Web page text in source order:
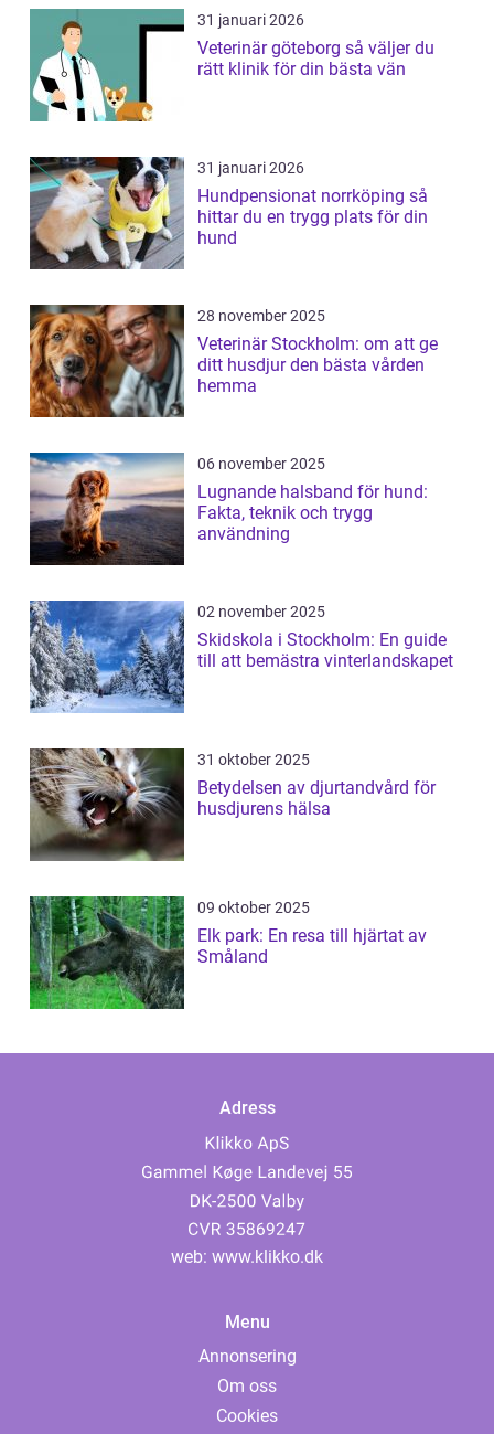
31 januari 2026
Veterinär göteborg så väljer du
rätt klinik för din bästa vän
31 januari 2026
Hundpensionat norrköping så
hittar du en trygg plats för din
hund
28 november 2025
Veterinär Stockholm: om att ge
ditt husdjur den bästa vården
hemma
06 november 2025
Lugnande halsband för hund:
Fakta, teknik och trygg
användning
02 november 2025
Skidskola i Stockholm: En guide
till att bemästra vinterlandskapet
31 oktober 2025
Betydelsen av djurtandvård för
husdjurens hälsa
09 oktober 2025
Elk park: En resa till hjärtat av
Småland
Adress
web: www.klikko.dk
Menu
Annonsering
Om oss
Cookies